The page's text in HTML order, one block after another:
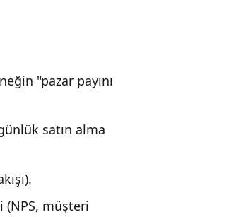
"pazar payını
satın alma
müşteri